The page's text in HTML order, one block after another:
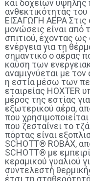
και δοχείων υψηλής
ανθεκτικότητάς
ΕΙΣΑΓΩΓΗ ΑΕΡΑ Στις
μονώσεις είναι από
σπιτιού, έχοντας ως
ενέργεια για τη
σημαντικό ο αέρας
καύση των
αναμιγνύεται με
η εστία μέσω των
εταιρείας HOXTER
μέρος της εστίας
εξωτερικού αέρα,
που
που ζεσταίνει το
πόρτας είναι
SCHOTT® ROBAX,
SCHOTT® με
κεραμικού γυαλιού
συντελεστή
έτσι τη